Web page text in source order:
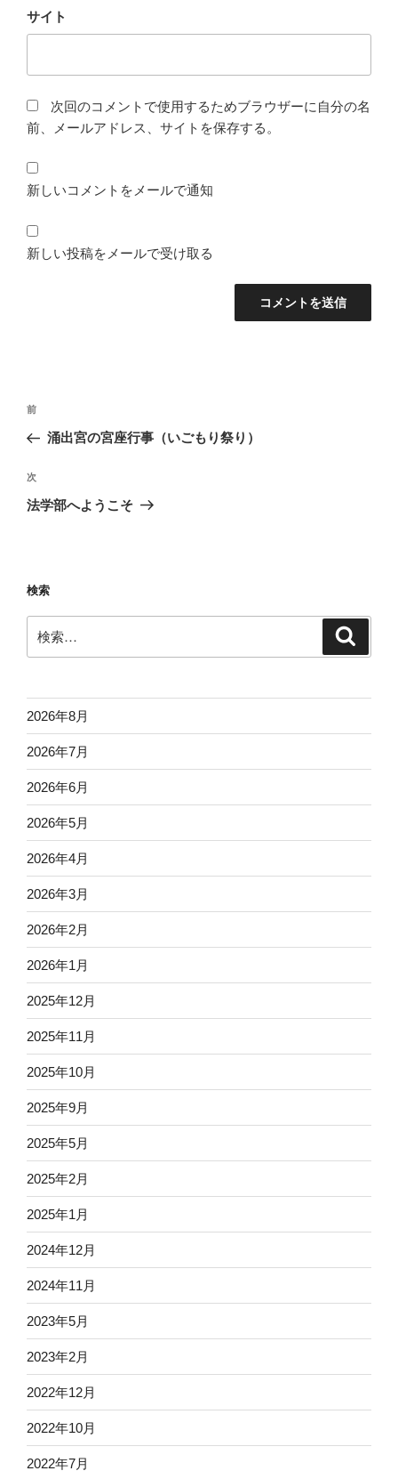
サイト
次回のコメントで使用するためブラウザーに自分の名
前、メールアドレス、サイトを保存する。
新しいコメントをメールで通知
新しい投稿をメールで受け取る
投
ナ
ビ
ゲ
ン
前
の
稿
前
涌出宮の宮座行事（いごもり祭り）
次
の
次
法学部へようこそ
検索
索:
2026年8月
2026年7月
2026年6月
2026年5月
2026年4月
2026年3月
2026年2月
2026年1月
2025年12月
2025年11月
2025年10月
2025年9月
2025年5月
2025年2月
2025年1月
2024年12月
2024年11月
2023年5月
2023年2月
2022年12月
2022年10月
2022年7月